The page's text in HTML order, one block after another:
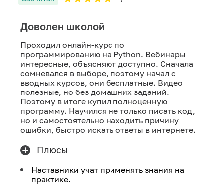
Доволен школой
Проходил онлайн-курс по
программированию на Python. Вебинары
интересные, объясняют доступно. Сначала
сомневался в выборе, поэтому начал с
вводных курсов, они бесплатные. Видео
полезные, но без домашних заданий.
Поэтому в итоге купил полноценную
программу. Научился не только писать код,
но и самостоятельно находить причину
ошибки, быстро искать ответы в интернете.
Плюсы
Наставники учат применять знания на
практике.